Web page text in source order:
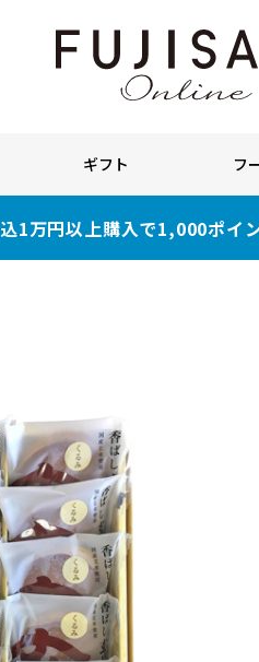
ギフト フ
1万円以上購入で1,000ポイ